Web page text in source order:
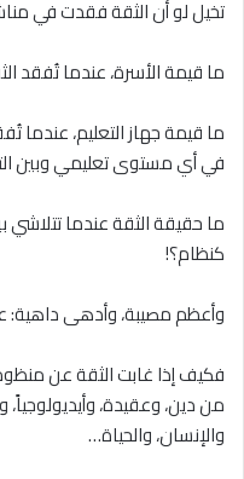
تخيل لو أن الثقة فقدت في
ما قيمة الأسرة، عندما تُفقد
ما قيمة جهاز التعليم، عندما
في أي مستوى تعليمي وبين
ما حقيقة الثقة عندما تتلاشي
كنظام؟!
وأعظم مصيبة، وأدهى داهية:
فكيف إذا غابت الثقة عن
من دين، وعقيدة،
والإنسان، والحياة…